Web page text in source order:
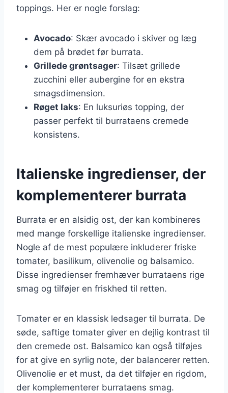
toppings. Her er nogle forslag:
Avocado: Skær avocado i skiver og læg
dem på brødet før burrata.
Grillede grøntsager: Tilsæt grillede
zucchini eller aubergine for en ekstra
smagsdimension.
Røget laks: En luksuriøs topping, der
passer perfekt til burrataens cremede
konsistens.
Italienske ingredienser, der
komplementerer burrata
Burrata er en alsidig ost, der kan kombineres
med mange forskellige italienske ingredienser.
Nogle af de mest populære inkluderer friske
tomater, basilikum, olivenolie og balsamico.
Disse ingredienser fremhæver burrataens rige
smag og tilføjer en friskhed til retten.
Tomater er en klassisk ledsager til burrata. De
søde, saftige tomater giver en dejlig kontrast til
den cremede ost. Balsamico kan også tilføjes
for at give en syrlig note, der balancerer retten.
Olivenolie er et must, da det tilføjer en rigdom,
der komplementerer burrataens smag.